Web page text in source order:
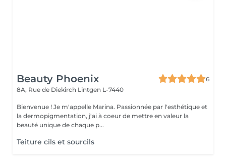
Beauty Phoenix
6
8A, Rue de Diekirch Lintgen L-7440
Bienvenue ! Je m'appelle Marina. Passionnée par l'esthétique et
la dermopigmentation, j'ai à coeur de mettre en valeur la
beauté unique de chaque p...
Teiture cils et sourcils